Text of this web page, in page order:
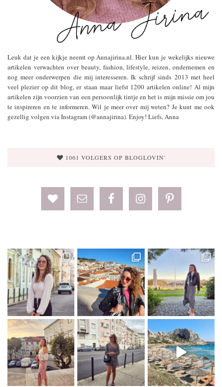
Leuk dat je een kijkje neemt op Annajirina.nl. Hier kun je wekelijks nieuwe
artikelen verwachten over beauty, fashion, lifestyle, reizen, ondernemen en
nog meer onderwerpen die mij interesseren. Ik schrijf sinds 2013 met heel
veel plezier op dit blog, er staan maar liefst 1200 artikelen online! Al mijn
artikelen zijn voorzien van een persoonlijk tintje en het is mijn missie om jou
te inspireren en te informeren. Wil je meer over mij weten? Je kunt me ook
gezellig volgen via Instagram (@annajirina). Enjoy! Liefs, Anna
1061 VOLGERS OP BLOGLOVIN'